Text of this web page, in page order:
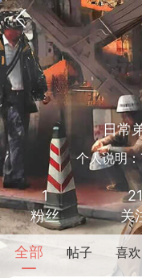
我的钱包
日常
个人说明
1
粉丝
21
关
全部 帖子 喜欢